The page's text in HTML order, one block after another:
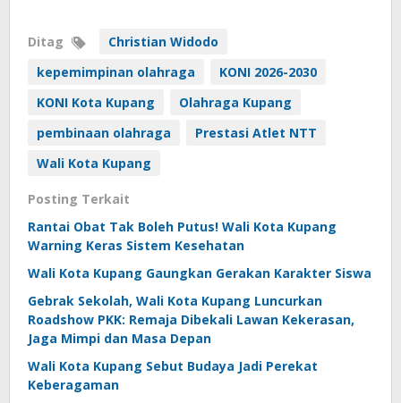
Ditag
Christian Widodo
kepemimpinan olahraga
KONI 2026-2030
KONI Kota Kupang
Olahraga Kupang
pembinaan olahraga
Prestasi Atlet NTT
Wali Kota Kupang
Posting Terkait
Rantai Obat Tak Boleh Putus! Wali Kota Kupang
Warning Keras Sistem Kesehatan
Wali Kota Kupang Gaungkan Gerakan Karakter Siswa
Gebrak Sekolah, Wali Kota Kupang Luncurkan
Roadshow PKK: Remaja Dibekali Lawan Kekerasan,
Jaga Mimpi dan Masa Depan
Wali Kota Kupang Sebut Budaya Jadi Perekat
Keberagaman